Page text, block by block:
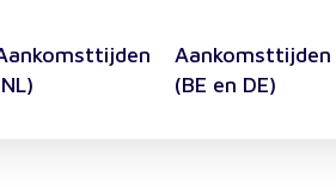
Aankomsttijden
(BE en DE)